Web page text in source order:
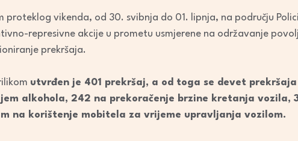
keys
decrease
proteklog vikenda, od 30. svibnja do 01. lipnja, na području
represivne akcije u prometu usmjerene na održavanje
prekršaja.
utvrđen je 401 prekršaj, a od toga se devet
alkohola, 242 na prekoračenje brzine kretanja vozila,
na korištenje mobitela za vrijeme upravljanja vozilom.